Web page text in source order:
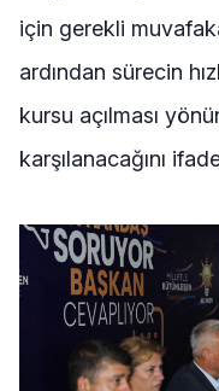
için gerekli
ardından sürecin
kursu açılması
karşılanacağını